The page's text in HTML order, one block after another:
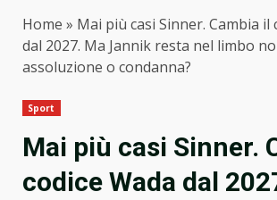
Home » Mai più casi Sinner. Cambia il
dal 2027. Ma Jannik resta nel limbo
assoluzione o condanna?
Sport
Mai più casi Sinner.
codice Wada dal